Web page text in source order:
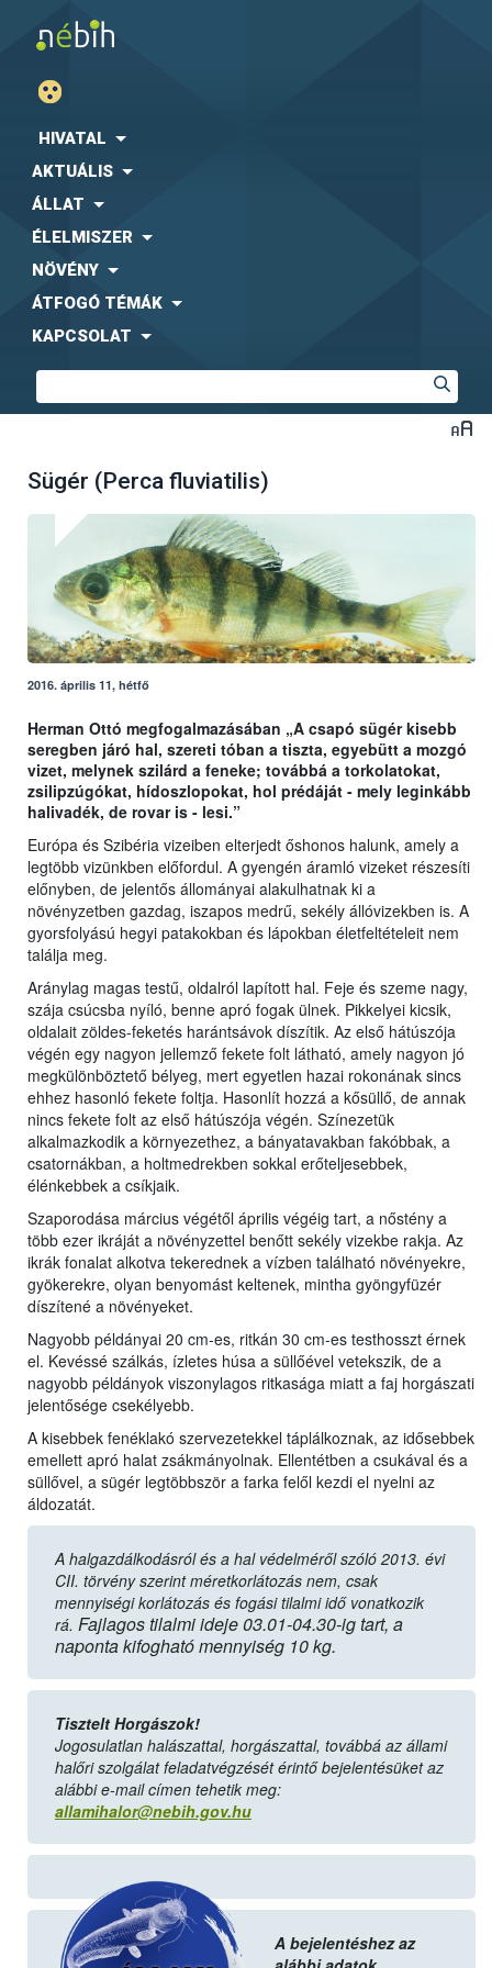
HIVATAL
AKTUÁLIS
ÁLLAT
ÉLELMISZER
NÖVÉNY
ÁTFOGÓ TÉMÁK
KAPCSOLAT
Sügér (Perca fluviatilis)
2016. április 11, hétfő
Herman Ottó megfogalmazásában „A csapó sügér kisebb
seregben járó hal, szereti tóban a tiszta, egyebütt a mozgó
vizet, melynek szilárd a feneke; továbbá a torkolatokat,
zsilipzúgókat, hídoszlopokat, hol prédáját - mely leginkább
halivadék, de rovar is - lesi.”
Európa és Szibéria vizeiben elterjedt őshonos halunk, amely a
legtöbb vizünkben előfordul. A gyengén áramló vizeket részesíti
előnyben, de jelentős állományai alakulhatnak ki a
növényzetben gazdag, iszapos medrű, sekély állóvizekben is. A
gyorsfolyású hegyi patakokban és lápokban életfeltételeit nem
találja meg.
Aránylag magas testű, oldalról lapított hal. Feje és szeme nagy,
szája csúcsba nyíló, benne apró fogak ülnek. Pikkelyei kicsik,
oldalait zöldes-feketés harántsávok díszítik. Az első hátúszója
végén egy nagyon jellemző fekete folt látható, amely nagyon jó
megkülönböztető bélyeg, mert egyetlen hazai rokonának sincs
ehhez hasonló fekete foltja. Hasonlít hozzá a kősüllő, de annak
nincs fekete folt az első hátúszója végén. Színezetük
alkalmazkodik a környezethez, a bányatavakban fakóbbak, a
csatornákban, a holtmedrekben sokkal erőteljesebbek,
élénkebbek a csíkjaik.
Szaporodása március végétől április végéig tart, a nőstény a
több ezer ikráját a növényzettel benőtt sekély vizekbe rakja. Az
ikrák fonalat alkotva tekerednek a vízben található növényekre,
gyökerekre, olyan benyomást keltenek, mintha gyöngyfüzér
díszítené a növényeket.
Nagyobb példányai 20 cm-es, ritkán 30 cm-es testhosszt érnek
el. Kevéssé szálkás, ízletes húsa a süllőével vetekszik, de a
nagyobb példányok viszonylagos ritkasága miatt a faj horgászati
jelentősége csekélyebb.
A kisebbek fenéklakó szervezetekkel táplálkoznak, az idősebbek
emellett apró halat zsákmányolnak. Ellentétben a csukával és a
süllővel, a sügér legtöbbször a farka felől kezdi el nyelni az
áldozatát.
A halgazdálkodásról és a hal védelméről szóló 2013. évi
CII. törvény szerintméretkorlátozás nem, csak
mennyiségi korlátozás és fogási tilalmi idő vonatkozik
rá. Fajlagos tilalmi ideje 03.01-04.30-ig tart, a
naponta kifogható mennyiség 10 kg.
Tisztelt Horgászok!
Jogosulatlan halászattal, horgászattal, továbbá az állami
halőri szolgálat feladatvégzését érintő bejelentésüket az
alábbi e-mail címen tehetik meg:
allamihalor@nebih.gov.hu
A bejelentéshez az